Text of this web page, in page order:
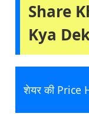
Share
Kya
शेयर की Price